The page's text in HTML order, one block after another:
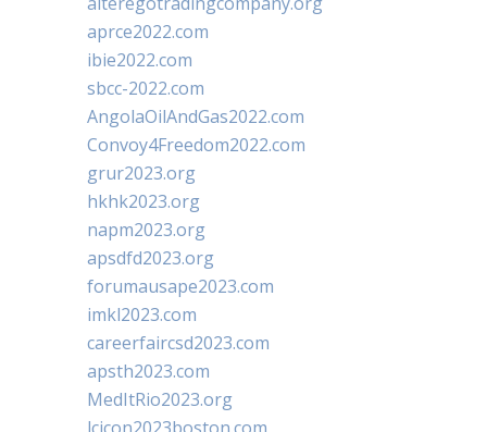
aprce2022.com
ibie2022.com
sbcc-2022.com
AngolaOilAndGas2022.com
Convoy4Freedom2022.com
grur2023.org
hkhk2023.org
napm2023.org
apsdfd2023.org
forumausape2023.com
imkl2023.com
careerfaircsd2023.com
apsth2023.com
MedItRio2023.org